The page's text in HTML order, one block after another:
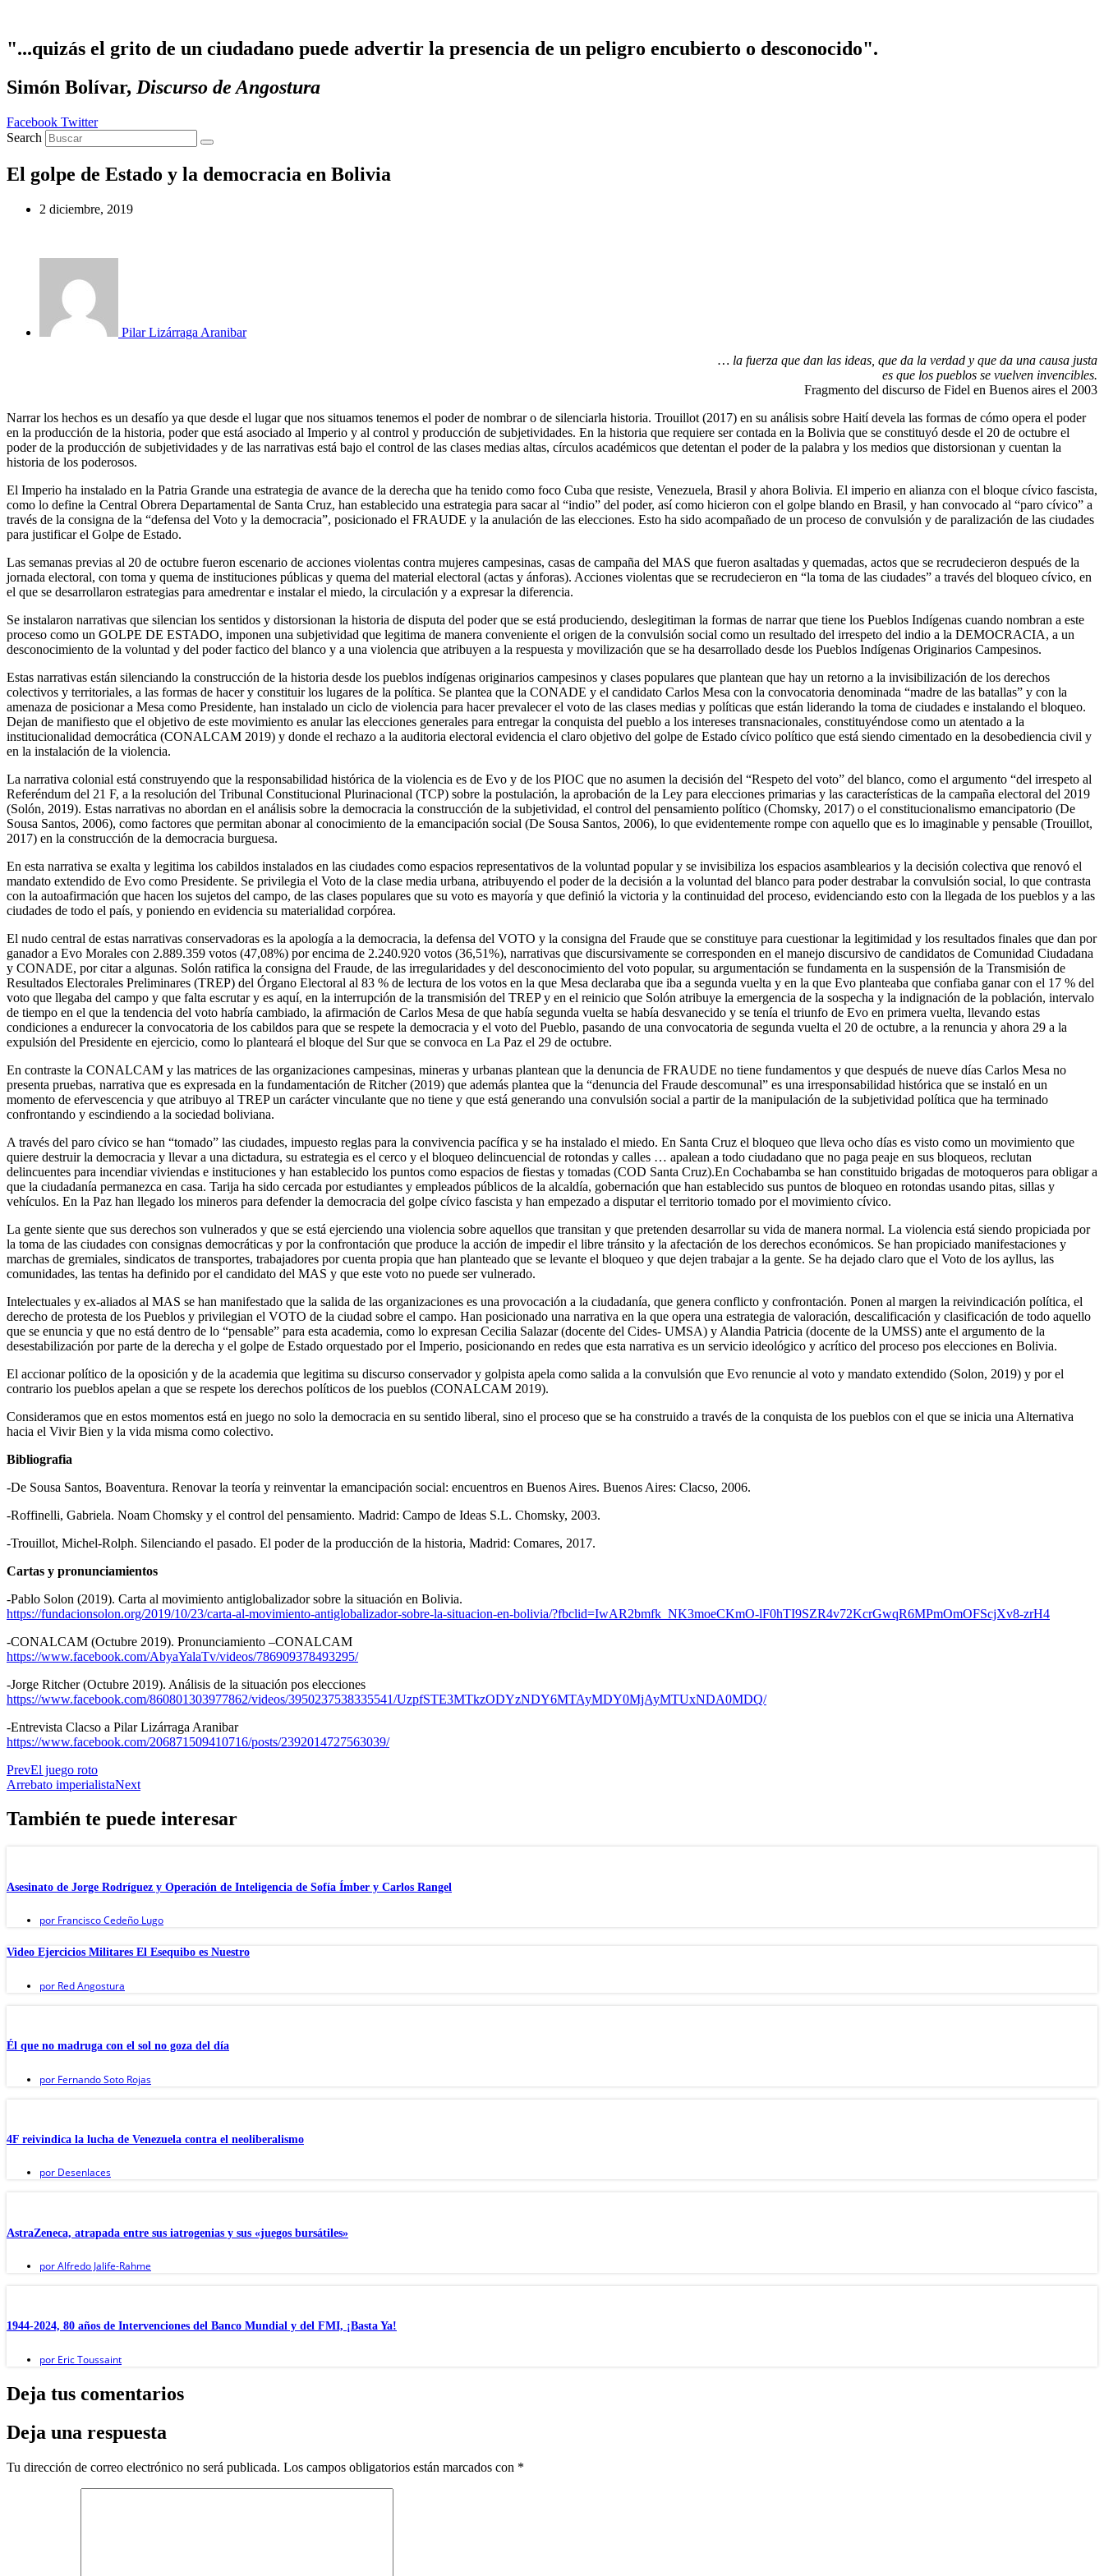
contenido
"...quizás el grito de un ciudadano puede advertir la presencia de un peligro encubierto o desconocido".
Simón Bolívar, Discurso de Angostura
Facebook Twitter
Search
El golpe de Estado y la democracia en Bolivia
2 diciembre, 2019
Pilar Lizárraga Aranibar
… la fuerza que dan las ideas, que da la verdad y que da una causa justa
es que los pueblos se vuelven invencibles.
Fragmento del discurso de Fidel en Buenos aires el 2003
Narrar los hechos es un desafío ya que desde el lugar que nos situamos tenemos el poder de nombrar o de silenciarla historia. Trouillot (2017) en su análisis sobre Haití devela las formas de cómo opera el poder
en la producción de la historia, poder que está asociado al Imperio y al control y producción de subjetividades. En la historia que requiere ser contada en la Bolivia que se constituyó desde el 20 de octubre el
poder de la producción de subjetividades y de las narrativas está bajo el control de las clases medias altas, círculos académicos que detentan el poder de la palabra y los medios que distorsionan y cuentan la
historia de los poderosos.
El Imperio ha instalado en la Patria Grande una estrategia de avance de la derecha que ha tenido como foco Cuba que resiste, Venezuela, Brasil y ahora Bolivia. El imperio en alianza con el bloque cívico fascista,
como lo define la Central Obrera Departamental de Santa Cruz, han establecido una estrategia para sacar al “indio” del poder, así como hicieron con el golpe blando en Brasil, y han convocado al “paro cívico” a
través de la consigna de la “defensa del Voto y la democracia”, posicionado el FRAUDE y la anulación de las elecciones. Esto ha sido acompañado de un proceso de convulsión y de paralización de las ciudades
para justificar el Golpe de Estado.
Las semanas previas al 20 de octubre fueron escenario de acciones violentas contra mujeres campesinas, casas de campaña del MAS que fueron asaltadas y quemadas, actos que se recrudecieron después de la
jornada electoral, con toma y quema de instituciones públicas y quema del material electoral (actas y ánforas). Acciones violentas que se recrudecieron en “la toma de las ciudades” a través del bloqueo cívico, en
el que se desarrollaron estrategias para amedrentar e instalar el miedo, la circulación y a expresar la diferencia.
Se instalaron narrativas que silencian los sentidos y distorsionan la historia de disputa del poder que se está produciendo, deslegitiman la formas de narrar que tiene los Pueblos Indígenas cuando nombran a este
proceso como un GOLPE DE ESTADO, imponen una subjetividad que legitima de manera conveniente el origen de la convulsión social como un resultado del irrespeto del indio a la DEMOCRACIA, a un
desconocimiento de la voluntad y del poder factico del blanco y a una violencia que atribuyen a la respuesta y movilización que se ha desarrollado desde los Pueblos Indígenas Originarios Campesinos.
Estas narrativas están silenciando la construcción de la historia desde los pueblos indígenas originarios campesinos y clases populares que plantean que hay un retorno a la invisibilización de los derechos
colectivos y territoriales, a las formas de hacer y constituir los lugares de la política. Se plantea que la CONADE y el candidato Carlos Mesa con la convocatoria denominada “madre de las batallas” y con la
amenaza de posicionar a Mesa como Presidente, han instalado un ciclo de violencia para hacer prevalecer el voto de las clases medias y políticas que están liderando la toma de ciudades e instalando el bloqueo.
Dejan de manifiesto que el objetivo de este movimiento es anular las elecciones generales para entregar la conquista del pueblo a los intereses transnacionales, constituyéndose como un atentado a la
institucionalidad democrática (CONALCAM 2019) y donde el rechazo a la auditoria electoral evidencia el claro objetivo del golpe de Estado cívico político que está siendo cimentado en la desobediencia civil y
en la instalación de la violencia.
La narrativa colonial está construyendo que la responsabilidad histórica de la violencia es de Evo y de los PIOC que no asumen la decisión del “Respeto del voto” del blanco, como el argumento “del irrespeto al
Referéndum del 21 F, a la resolución del Tribunal Constitucional Plurinacional (TCP) sobre la postulación, la aprobación de la Ley para elecciones primarias y las características de la campaña electoral del 2019
(Solón, 2019). Estas narrativas no abordan en el análisis sobre la democracia la construcción de la subjetividad, el control del pensamiento político (Chomsky, 2017) o el constitucionalismo emancipatorio (De
Sousa Santos, 2006), como factores que permitan abonar al conocimiento de la emancipación social (De Sousa Santos, 2006), lo que evidentemente rompe con aquello que es lo imaginable y pensable (Trouillot,
2017) en la construcción de la democracia burguesa.
En esta narrativa se exalta y legitima los cabildos instalados en las ciudades como espacios representativos de la voluntad popular y se invisibiliza los espacios asamblearios y la decisión colectiva que renovó el
mandato extendido de Evo como Presidente. Se privilegia el Voto de la clase media urbana, atribuyendo el poder de la decisión a la voluntad del blanco para poder destrabar la convulsión social, lo que contrasta
con la autoafirmación que hacen los sujetos del campo, de las clases populares que su voto es mayoría y que definió la victoria y la continuidad del proceso, evidenciando esto con la llegada de los pueblos y a las
ciudades de todo el país, y poniendo en evidencia su materialidad corpórea.
El nudo central de estas narrativas conservadoras es la apología a la democracia, la defensa del VOTO y la consigna del Fraude que se constituye para cuestionar la legitimidad y los resultados finales que dan por
ganador a Evo Morales con 2.889.359 votos (47,08%) por encima de 2.240.920 votos (36,51%), narrativas que discursivamente se corresponden en el manejo discursivo de candidatos de Comunidad Ciudadana
y CONADE, por citar a algunas. Solón ratifica la consigna del Fraude, de las irregularidades y del desconocimiento del voto popular, su argumentación se fundamenta en la suspensión de la Transmisión de
Resultados Electorales Preliminares (TREP) del Órgano Electoral al 83 % de lectura de los votos en la que Mesa declaraba que iba a segunda vuelta y en la que Evo planteaba que confiaba ganar con el 17 % del
voto que llegaba del campo y que falta escrutar y es aquí, en la interrupción de la transmisión del TREP y en el reinicio que Solón atribuye la emergencia de la sospecha y la indignación de la población, intervalo
de tiempo en el que la tendencia del voto habría cambiado, la afirmación de Carlos Mesa de que había segunda vuelta se había desvanecido y se tenía el triunfo de Evo en primera vuelta, llevando estas
condiciones a endurecer la convocatoria de los cabildos para que se respete la democracia y el voto del Pueblo, pasando de una convocatoria de segunda vuelta el 20 de octubre, a la renuncia y ahora 29 a la
expulsión del Presidente en ejercicio, como lo planteará el bloque del Sur que se convoca en La Paz el 29 de octubre.
En contraste la CONALCAM y las matrices de las organizaciones campesinas, mineras y urbanas plantean que la denuncia de FRAUDE no tiene fundamentos y que después de nueve días Carlos Mesa no
presenta pruebas, narrativa que es expresada en la fundamentación de Ritcher (2019) que además plantea que la “denuncia del Fraude descomunal” es una irresponsabilidad histórica que se instaló en un
momento de efervescencia y que atribuyo al TREP un carácter vinculante que no tiene y que está generando una convulsión social a partir de la manipulación de la subjetividad política que ha terminado
confrontando y escindiendo a la sociedad boliviana.
A través del paro cívico se han “tomado” las ciudades, impuesto reglas para la convivencia pacífica y se ha instalado el miedo. En Santa Cruz el bloqueo que lleva ocho días es visto como un movimiento que
quiere destruir la democracia y llevar a una dictadura, su estrategia es el cerco y el bloqueo delincuencial de rotondas y calles … apalean a todo ciudadano que no paga peaje en sus bloqueos, reclutan
delincuentes para incendiar viviendas e instituciones y han establecido los puntos como espacios de fiestas y tomadas (COD Santa Cruz).En Cochabamba se han constituido brigadas de motoqueros para obligar a
que la ciudadanía permanezca en casa. Tarija ha sido cercada por estudiantes y empleados públicos de la alcaldía, gobernación que han establecido sus puntos de bloqueo en rotondas usando pitas, sillas y
vehículos. En la Paz han llegado los mineros para defender la democracia del golpe cívico fascista y han empezado a disputar el territorio tomado por el movimiento cívico.
La gente siente que sus derechos son vulnerados y que se está ejerciendo una violencia sobre aquellos que transitan y que pretenden desarrollar su vida de manera normal. La violencia está siendo propiciada por
la toma de las ciudades con consignas democráticas y por la confrontación que produce la acción de impedir el libre tránsito y la afectación de los derechos económicos. Se han propiciado manifestaciones y
marchas de gremiales, sindicatos de transportes, trabajadores por cuenta propia que han planteado que se levante el bloqueo y que dejen trabajar a la gente. Se ha dejado claro que el Voto de los ayllus, las
comunidades, las tentas ha definido por el candidato del MAS y que este voto no puede ser vulnerado.
Intelectuales y ex-aliados al MAS se han manifestado que la salida de las organizaciones es una provocación a la ciudadanía, que genera conflicto y confrontación. Ponen al margen la reivindicación política, el
derecho de protesta de los Pueblos y privilegian el VOTO de la ciudad sobre el campo. Han posicionado una narrativa en la que opera una estrategia de valoración, descalificación y clasificación de todo aquello
que se enuncia y que no está dentro de lo “pensable” para esta academia, como lo expresan Cecilia Salazar (docente del Cides- UMSA) y Alandia Patricia (docente de la UMSS) ante el argumento de la
desestabilización por parte de la derecha y el golpe de Estado orquestado por el Imperio, posicionando en redes que esta narrativa es un servicio ideológico y acrítico del proceso pos elecciones en Bolivia.
El accionar político de la oposición y de la academia que legitima su discurso conservador y golpista apela como salida a la convulsión que Evo renuncie al voto y mandato extendido (Solon, 2019) y por el
contrario los pueblos apelan a que se respete los derechos políticos de los pueblos (CONALCAM 2019).
Consideramos que en estos momentos está en juego no solo la democracia en su sentido liberal, sino el proceso que se ha construido a través de la conquista de los pueblos con el que se inicia una Alternativa
hacia el Vivir Bien y la vida misma como colectivo.
Bibliografia
-De Sousa Santos, Boaventura. Renovar la teoría y reinventar la emancipación social: encuentros en Buenos Aires. Buenos Aires: Clacso, 2006.
-Roffinelli, Gabriela. Noam Chomsky y el control del pensamiento. Madrid: Campo de Ideas S.L. Chomsky, 2003.
-Trouillot, Michel-Rolph. Silenciando el pasado. El poder de la producción de la historia, Madrid: Comares, 2017.
Cartas y pronunciamientos
-Pablo Solon (2019). Carta al movimiento antiglobalizador sobre la situación en Bolivia.
https://fundacionsolon.org/2019/10/23/carta-al-movimiento-antiglobalizador-sobre-la-situacion-en-bolivia/?fbclid=IwAR2bmfk_NK3moeCKmO-lF0hTI9SZR4v72KcrGwqR6MPmOmOFScjXv8-zrH4
-CONALCAM (Octubre 2019). Pronunciamiento –CONALCAM
https://www.facebook.com/AbyaYalaTv/videos/786909378493295/
-Jorge Ritcher (Octubre 2019). Análisis de la situación pos elecciones
https://www.facebook.com/860801303977862/videos/3950237538335541/UzpfSTE3MTkzODYzNDY6MTAyMDY0MjAyMTUxNDA0MDQ/
-Entrevista Clacso a Pilar Lizárraga Aranibar
https://www.facebook.com/206871509410716/posts/2392014727563039/
PrevEl juego roto
Arrebato imperialistaNext
También te puede interesar
Asesinato de Jorge Rodríguez y Operación de Inteligencia de Sofía Ímber y Carlos Rangel
por Francisco Cedeño Lugo
Video Ejercicios Militares El Esequibo es Nuestro
por Red Angostura
Él que no madruga con el sol no goza del día
por Fernando Soto Rojas
4F reivindica la lucha de Venezuela contra el neoliberalismo
por Desenlaces
AstraZeneca, atrapada entre sus iatrogenias y sus «juegos bursátiles»
porAlfredo Jalife-Rahme
1944-2024, 80 años de Intervenciones del Banco Mundial y del FMI, ¡Basta Ya!
por Eric Toussaint
Deja tus comentarios
Deja una respuesta
Tu dirección de correo electrónico no será publicada. Los campos obligatorios están marcados con *